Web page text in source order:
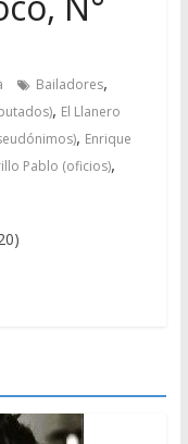
Bailadores,
, El Llanero
, Enrique
Pablo (oficios),